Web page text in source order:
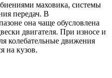
маховика, системы
передач. В
она чаще обусловлена
двигателя. При износе и
колебательные движения
на кузов.